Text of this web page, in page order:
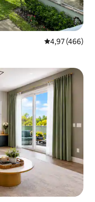
Évaluation
4,97 (466)